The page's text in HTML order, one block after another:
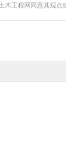
木工程网同意其观点